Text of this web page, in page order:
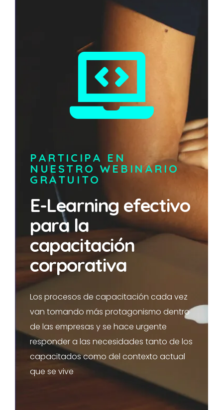
PARTICIPA EN
NUESTRO WEBINARIO
GRATUITO
E-Learning efectivo
para la
capacitación
corporativa
Los procesos de capacitación cada vez
van tomando más protagonismo dentro
de las empresas y se hace urgente
responder a las necesidades tanto de los
capacitados como del contexto actual
que se vive